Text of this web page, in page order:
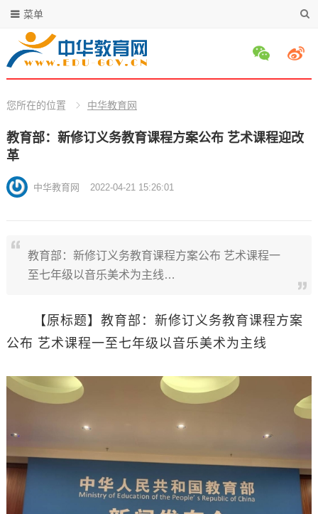
菜单
您所在的位置 中华教育网
教育部：新修订义务教育课程方案公布 艺术课程迎改
革
中华教育网 2022-04-21 15:26:01
教育部：新修订义务教育课程方案公布 艺术课程一
至七年级以音乐美术为主线…
【原标题】教育部：新修订义务教育课程方案
公布 艺术课程一至七年级以音乐美术为主线